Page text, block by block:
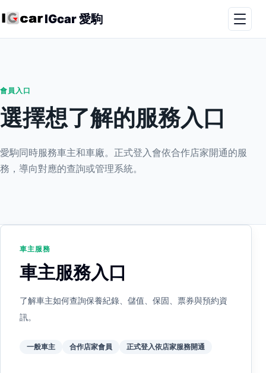
IGcar 愛駒
會員入口
選擇想了解的服務入口
愛駒同時服務車主和車廠。正式登入會依合作店家開通的服
務，導向對應的查詢或管理系統。
車主服務
車主服務入口
了解車主如何查詢保養紀錄、儲值、保固、票券與預約資
訊。
一般車主 合作店家會員 正式登入依店家服務開通